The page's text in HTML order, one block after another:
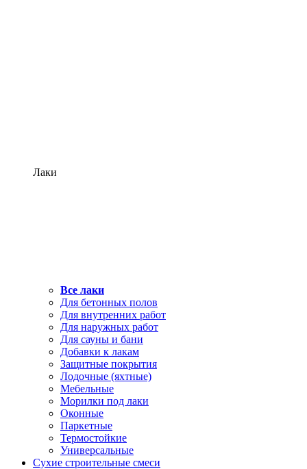
Лаки
Все лаки
Для бетонных полов
Для внутренних работ
Для наружных работ
Для сауны и бани
Добавки к лакам
Защитные покрытия
Лодочные (яхтные)
Мебельные
Морилки под лаки
Оконные
Паркетные
Термостойкие
Универсальные
Сухие строительные смеси